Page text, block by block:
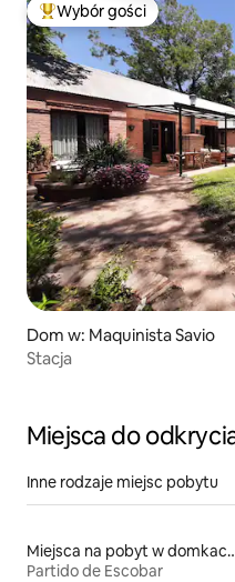
Najpopularniejsze z
Wybór gości
Dom w: Maquinista Savio
Stacja
Miejsca do
Inne rodzaje miejsc pobytu
Miejsca na pobyt
Partido de Escobar